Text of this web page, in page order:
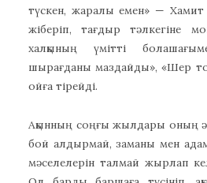
түскен, жаралы емен» —
жіберіп, тағдыр тәлкегіне
халқының үмітті
шырағданы маздайды», «Шер
ойға тірейді.
Ақынның соңғы жылдары оның
бой алдырмай, заманы мен
мәселелерін талмай жырлап